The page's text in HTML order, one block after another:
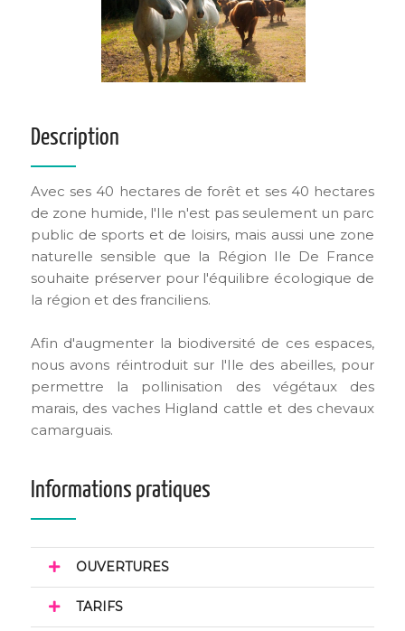
Description
Avec ses 40 hectares de forêt et ses 40 hectares
de zone humide, l'Ile n'est pas seulement un parc
public de sports et de loisirs, mais aussi une zone
naturelle sensible que la Région Ile De France
souhaite préserver pour l'équilibre écologique de
la région et des franciliens.
Afin d'augmenter la biodiversité de ces espaces,
nous avons réintroduit sur l'Ile des abeilles, pour
permettre la pollinisation des végétaux des
marais, des vaches Higland cattle et des chevaux
camarguais.
Informations pratiques
OUVERTURES
TARIFS